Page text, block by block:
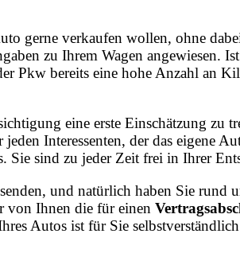
gerne verkaufen wollen, ohne
zu Ihrem Wagen angewiesen.
Pkw bereits eine hohe Anzahl an
eine erste Einschätzung
Interessenten, der das eigene
sind zu jeder Zeit frei in Ihrer
senden, und natürlich haben Sie
von Ihnen die für einen
Autos ist für Sie